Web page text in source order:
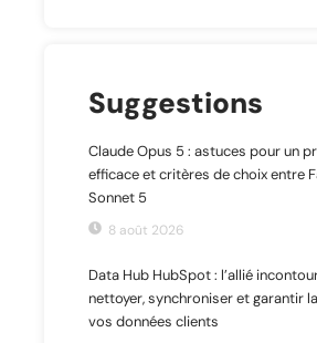
Suggestions
Claude Opus 5 : astuces pour un
efficace et critères de choix entre
Sonnet 5
8 août 2026
Data Hub HubSpot : l’allié
nettoyer, synchroniser et garantir
vos données clients